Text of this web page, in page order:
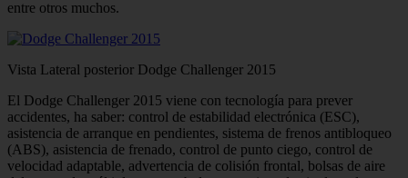
entre otros muchos.
Vista Lateral posterior Dodge Challenger 2015
El Dodge Challenger 2015 viene con tecnología para prever
accidentes, ha saber: control de estabilidad electrónica (ESC),
asistencia de arranque en pendientes, sistema de frenos antibloqueo
(ABS), asistencia de frenado, control de punto ciego, control de
velocidad adaptable, advertencia de colisión frontal, bolsas de aire